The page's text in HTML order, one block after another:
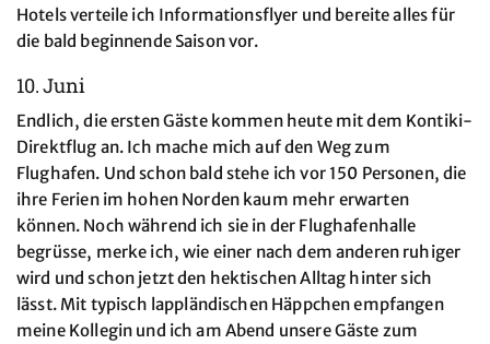
Hotels verteile ich Informationsflyer und bereite alles für
die bald beginnende Saison vor.
10. Juni
Endlich, die ersten Gäste kommen heute mit dem Kontiki-
Direktflug an. Ich mache mich auf den Weg zum
Flughafen. Und schon bald stehe ich vor 150 Personen, die
ihre Ferien im hohen Norden kaum mehr erwarten
können. Noch während ich sie in der Flughafenhalle
begrüsse, merke ich, wie einer nach dem anderen ruhiger
wird und schon jetzt den hektischen Alltag hinter sich
lässt. Mit typisch lappländischen Häppchen empfangen
meine Kollegin und ich am Abend unsere Gäste zum